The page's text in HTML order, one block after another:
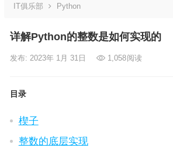
IT俱乐部 Python
详解Python的整数是如何实现的
发布: 2023年 1月 31日 1,058阅读
目录
楔子
整数的底层实现